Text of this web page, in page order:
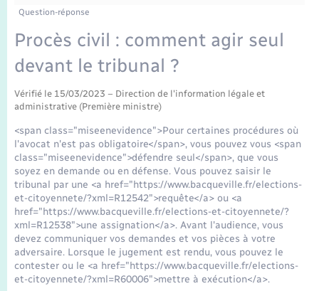
Etat-civil - Papiers - Citoyenneté
Mariage – PACS
Parrainage civil
Recensement
Loisirs
Nouvel habitant
Numérique
Organisation d’événement
Sécurité - Prévention
Transports scolaires
Travaux - Autorisation d’occupation de l’espace
Compétences
Plan interactif
Présentation de la commune
Publications
La Communauté de communes
Question-réponse
Procès civil : comment agir seul
devant le tribunal ?
Vérifié le 15/03/2023 – Direction de l'information légale et
administrative (Première ministre)
<span class="miseenevidence">Pour certaines procédures où
l'avocat n'est pas obligatoire</span>, vous pouvez vous <span
class="miseenevidence">défendre seul</span>, que vous
soyez en demande ou en défense. Vous pouvez saisir le
tribunal par une <a href="https://www.bacqueville.fr/elections-
et-citoyennete/?xml=R12542">requête</a> ou <a
href="https://www.bacqueville.fr/elections-et-citoyennete/?
xml=R12538">une assignation</a>. Avant l'audience, vous
devez communiquer vos demandes et vos pièces à votre
adversaire. Lorsque le jugement est rendu, vous pouvez le
contester ou le <a href="https://www.bacqueville.fr/elections-
et-citoyennete/?xml=R60006">mettre à exécution</a>.